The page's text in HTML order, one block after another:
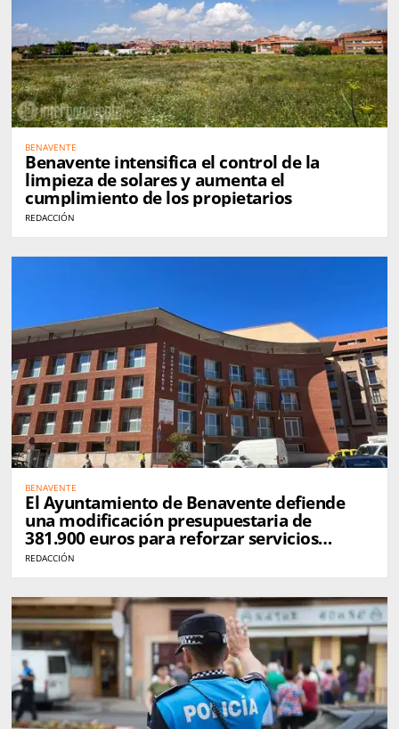
BENAVENTE
Benavente intensifica el control de la
limpieza de solares y aumenta el
cumplimiento de los propietarios
REDACCIÓN
BENAVENTE
El Ayuntamiento de Benavente defiende
una modificación presupuestaria de
381.900 euros para reforzar servicios
municipales
REDACCIÓN